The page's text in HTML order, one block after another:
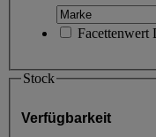
Facettenwert
Stock
Verfügbarkeit